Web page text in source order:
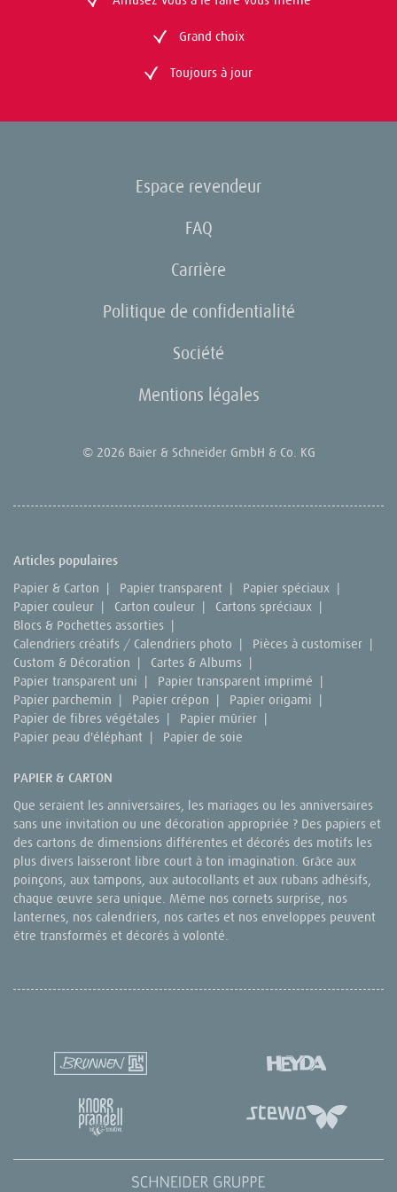
Grand choix
Toujours à jour
Espace revendeur
FAQ
Carrière
Politique de confidentialité
Société
Mentions légales
© 2026 Baier & Schneider GmbH & Co. KG
Articles populaires
Papier & Carton | Papier transparent | Papier spéciaux |
Papier couleur | Carton couleur | Cartons spréciaux |
Blocs & Pochettes assorties |
Calendriers créatifs / Calendriers photo | Pièces à customiser |
Custom & Décoration | Cartes & Albums |
Papier transparent uni | Papier transparent imprimé |
Papier parchemin | Papier crépon | Papier origami |
Papier de fibres végétales | Papier mûrier |
Papier peau d'éléphant | Papier de soie
PAPIER & CARTON
Que seraient les anniversaires, les mariages ou les anniversaires
sans une invitation ou une décoration appropriée ? Des papiers et
des cartons de dimensions différentes et décorés des motifs les
plus divers laisseront libre court à ton imagination. Grâce aux
poinçons, aux tampons, aux autocollants et aux rubans adhésifs,
chaque œuvre sera unique. Même nos cornets surprise, nos
lanternes, nos calendriers, nos cartes et nos enveloppes peuvent
être transformés et décorés à volonté.